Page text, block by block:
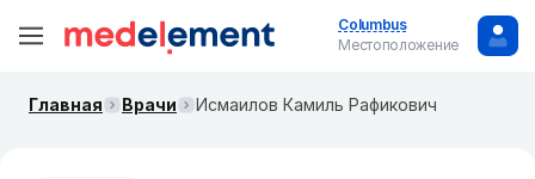
Columbus
Местоположение
Главная Врачи Исмаилов Камиль Рафикович